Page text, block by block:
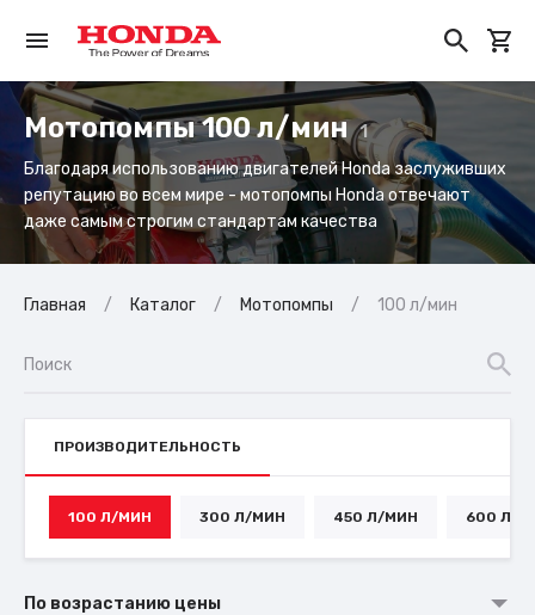
Мотопомпы 100 л/мин 1
Благодаря использованию двигателей Honda заслуживших
репутацию во всем мире - мотопомпы Honda отвечают
даже самым строгим стандартам качества
Главная Каталог Мотопомпы 100 л/мин
ПРОИЗВОДИТЕЛЬНОСТЬ
100 Л/МИН 300 Л/МИН 450 Л/МИН 600 Л/
По возрастанию цены